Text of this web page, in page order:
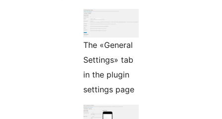
The «General
Settings» tab
in the plugin
settings page